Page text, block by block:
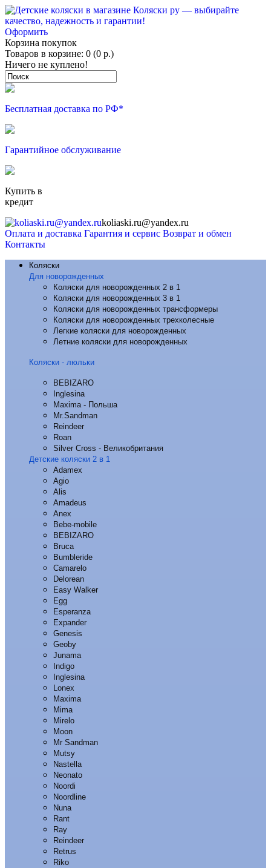
Оформить
Корзина покупок
Товаров в корзине: 0 (0 р.)
Ничего не куплено!
Бесплатная доставка по РФ*
Гарантийное обслуживание
Купить в
кредит
koliaski.ru@yandex.ru
Оплата и доставка Гарантия и сервис Возврат и обмен
Контакты
Коляски
Для новорожденных
Коляски для новорожденных 2 в 1
Коляски для новорожденных 3 в 1
Коляски для новорожденных трансформеры
Коляски для новорожденных трехколесные
Легкие коляски для новорожденных
Летние коляски для новорожденных
Коляски - люльки
BEBIZARO
Inglesina
Maxima - Польша
Mr.Sandman
Reindeer
Roan
Silver Cross - Великобритания
Детские коляски 2 в 1
Adamex
Agio
Alis
Amadeus
Anex
Bebe-mobile
BEBIZARO
Bruca
Bumbleride
Camarelo
Delorean
Easy Walker
Egg
Esperanza
Expander
Genesis
Geoby
Junama
Indigo
Inglesina
Lonex
Maxima
Mima
Mirelo
Moon
Mr Sandman
Mutsy
Nastella
Neonato
Noordi
Noordline
Nuna
Rant
Ray
Reindeer
Retrus
Riko